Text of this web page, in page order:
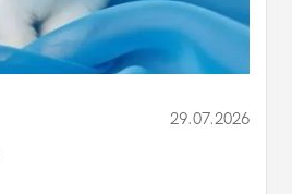
29.07.2026